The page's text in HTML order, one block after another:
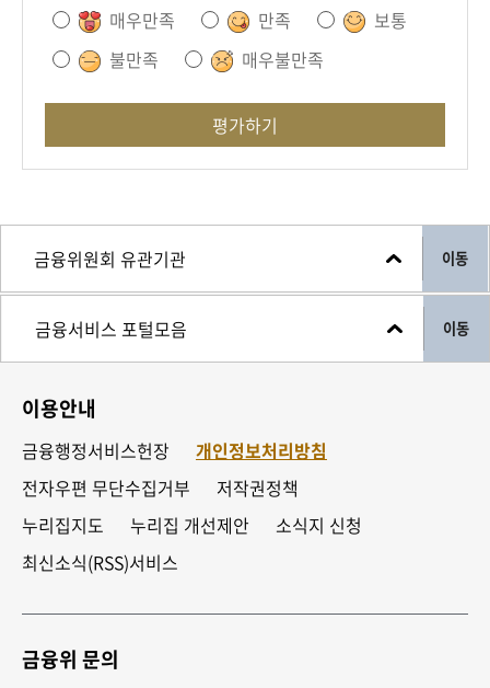
매우만족
만족
보통
불만족
매우불만족
평가하기
이동
이동
이용안내
금융행정서비스헌장
개인정보처리방침
전자우편 무단수집거부
저작권정책
누리집지도
누리집 개선제안
소식지 신청
최신소식(RSS)서비스
금융위 문의